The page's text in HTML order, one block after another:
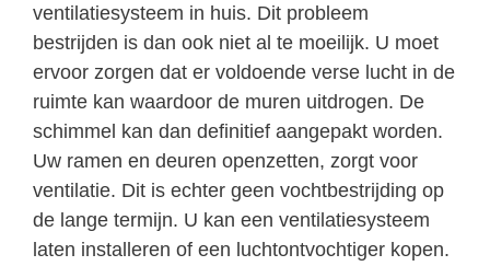
ventilatiesysteem in huis. Dit probleem
bestrijden is dan ook niet al te moeilijk. U moet
ervoor zorgen dat er voldoende verse lucht in de
ruimte kan waardoor de muren uitdrogen. De
schimmel kan dan definitief aangepakt worden.
Uw ramen en deuren openzetten, zorgt voor
ventilatie. Dit is echter geen vochtbestrijding op
de lange termijn. U kan een ventilatiesysteem
laten installeren of een luchtontvochtiger kopen.